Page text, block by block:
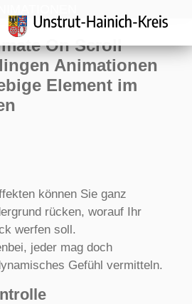
On Scroll
Animationen
Element im
können Sie ganz
rücken, worauf Ihr
werfen soll.
jeder mag doch
Gefühl vermitteln.